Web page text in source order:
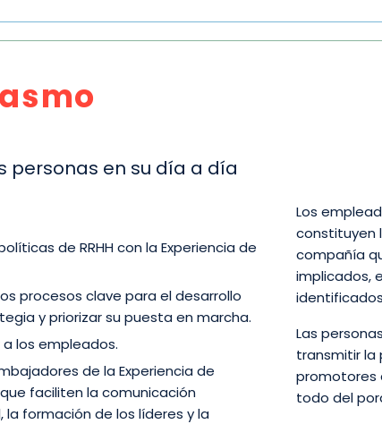
personas en su día a día
de RRHH con la Experiencia de
procesos clave para el desarrollo
y priorizar su puesta en marcha.
los empleados.
de la Experiencia de
faciliten la comunicación
la formación de los líderes y la
Los
constituyen
compañía
implicados,
Las
transmitir la
promotores
todo del